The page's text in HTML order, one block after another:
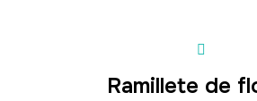
Ramillete de